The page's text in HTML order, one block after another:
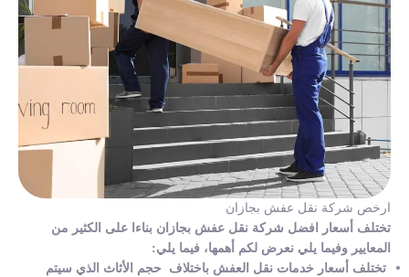
ارخص شركة نقل عفش بجازان
تختلف أسعار افضل شركة نقل عفش بجازان بناءا على الكثير من
المعايير وفيما يلي نعرض لكم أهمها، فيما يلي:
تختلف أسعار خدمات نقل العفش باختلاف حجم الأثاث الذي سيتم